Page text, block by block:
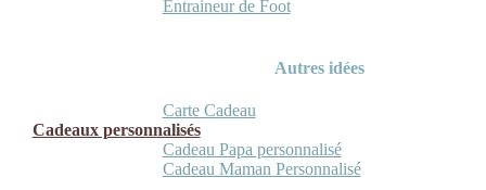
Entraineur de Foot
Autres idées
Carte Cadeau
Cadeaux personnalisés
Cadeau Papa personnalisé
Cadeau Maman Personnalisé